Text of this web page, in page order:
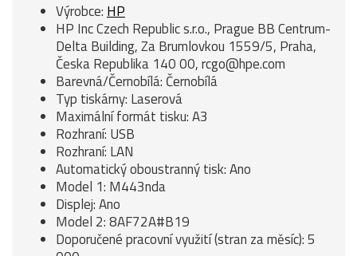
Výrobce: HP
HP Inc Czech Republic s.r.o., Prague BB Centrum-
Delta Building, Za Brumlovkou 1559/5, Praha,
Česka Republika 140 00, rcgo@hpe.com
Barevná/Černobílá: Černobílá
Typ tiskárny: Laserová
Maximální formát tisku: A3
Rozhraní: USB
Rozhraní: LAN
Automatický oboustranný tisk: Ano
Model 1: M443nda
Displej: Ano
Model 2: 8AF72A#B19
Doporučené pracovní využití (stran za měsíc): 5